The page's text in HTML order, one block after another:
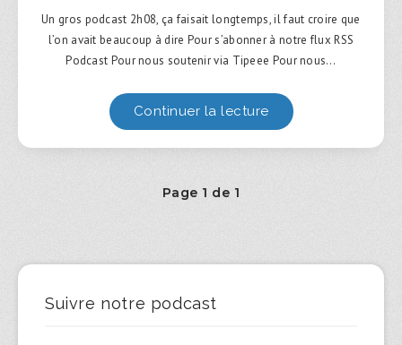
Un gros podcast 2h08, ça faisait longtemps, il faut croire que
l’on avait beaucoup à dire Pour s’abonner à notre flux RSS
Podcast Pour nous soutenir via Tipeee Pour nous…
Continuer la lecture
Page 1 de 1
Suivre notre podcast